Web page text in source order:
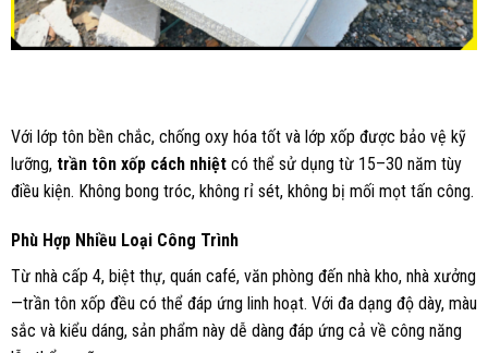
Với lớp tôn bền chắc, chống oxy hóa tốt và lớp xốp được bảo vệ kỹ
lưỡng, trần tôn xốp cách nhiệt có thể sử dụng từ 15–30 năm tùy
điều kiện. Không bong tróc, không rỉ sét, không bị mối mọt tấn công.
Phù Hợp Nhiều Loại Công Trình
Từ nhà cấp 4, biệt thự, quán café, văn phòng đến nhà kho, nhà xưởng
—trần tôn xốp đều có thể đáp ứng linh hoạt. Với đa dạng độ dày, màu
sắc và kiểu dáng, sản phẩm này dễ dàng đáp ứng cả về công năng